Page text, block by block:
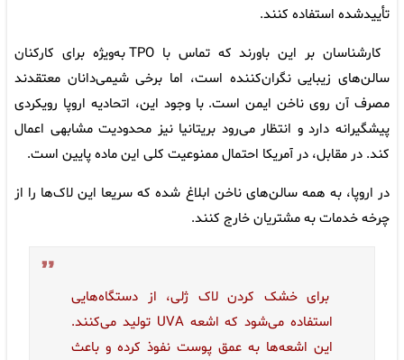
تأییدشده استفاده کنند.
کارشناسان بر این باورند که تماس با TPO به‌ویژه برای کارکنان
سالن‌های زیبایی نگران‌کننده است، اما برخی شیمی‌دانان معتقدند
مصرف آن روی ناخن ایمن است. با وجود این، اتحادیه اروپا رویکردی
پیشگیرانه دارد و انتظار می‌رود بریتانیا نیز محدودیت مشابهی اعمال
کند. در مقابل، در آمریکا احتمال ممنوعیت کلی این ماده پایین است.
در اروپا، به همه سالن‌های ناخن ابلاغ شده که سریعا این لاک‌ها را از
چرخه خدمات به مشتریان خارج کنند.
برای خشک کردن لاک ژلی، از دستگاه‌هایی
استفاده می‌شود که اشعه UVA تولید می‌کنند.
این اشعه‌ها به عمق پوست نفوذ کرده و باعث